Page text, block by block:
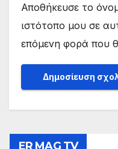
Αποθήκευσε το
ιστότοπο μου σε
επόμενη φορά που
ER MAG TV